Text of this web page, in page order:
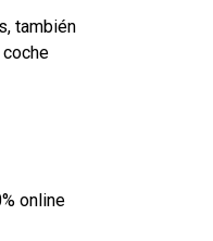
también
online